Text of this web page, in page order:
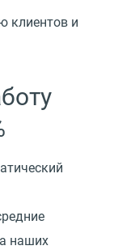
клиентов и
наших